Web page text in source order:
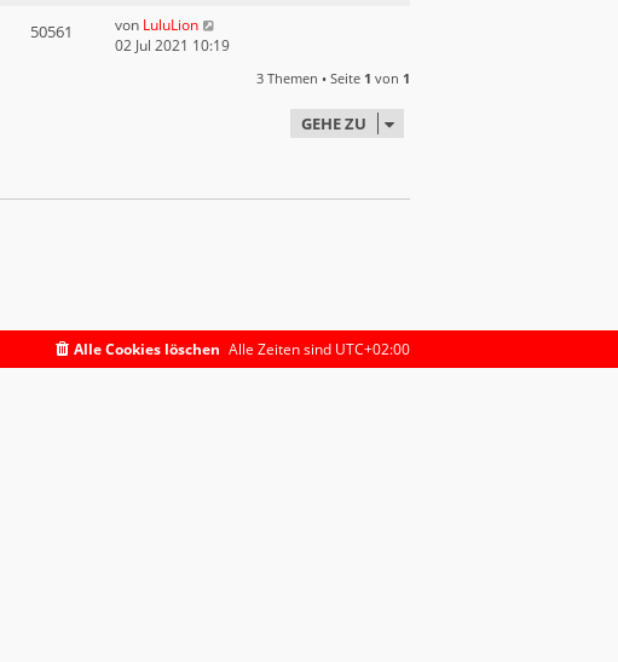
50561 von LuluLion
02 Jul 2021 10:19
3 Themen • Seite 1 von 1
GEHE ZU
Alle Zeiten sind UTC+02:00
Alle Cookies löschen